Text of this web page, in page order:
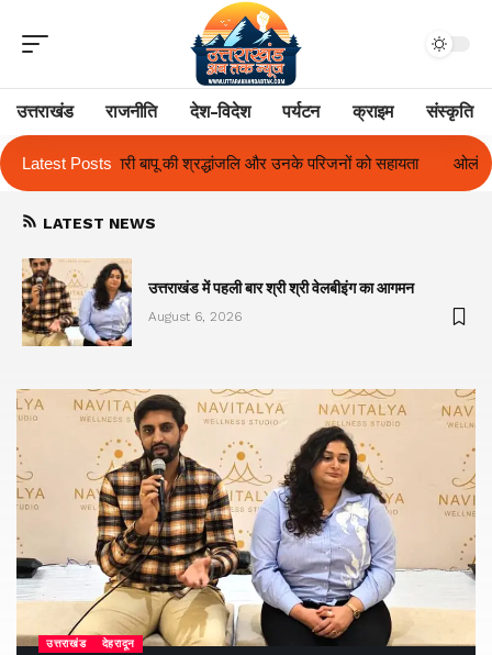
उत्तराखंड राजनीति देश-विदेश पर्यटन क्राइम संस्कृति
Latest Posts
उनके परिजनों को सहायता ओलंपस हाई के इंटर-हाउस फुटबॉल टूर्नामेंट में रिग
LATEST NEWS
उत्तराखंड में पहली बार श्री श्री वेलबीइंग का आगमन
August 6, 2026
उत्तराखंड देहरादून